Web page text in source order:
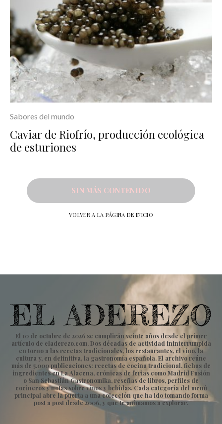
Sabores del mundo
Caviar de Riofrío, producción ecológica
de esturiones
SIN MÁS CONTENIDO
VOLVER A LA PÁGINA DE INICIO
El 10 de octubre de 2026 se cumplirán veinte años desde el primer
artículo de eladerezo.com. Dos décadas de actividad ininterrumpida
en torno a las recetas tradicionales, los restaurantes, el vino, la
cultura y, en definitiva, la gastronomía española. El archivo reúne
más de 5.000 publicaciones: recetas de cocina tradicional, fichas de
ingredientes en La Alacena, crónicas de ferias como Madrid Fusión
o San Sebastián Gastronomika, reseñas de libros, perfiles de
cocineros y notas sobre vinos y bebidas. Cada categoría del menú
principal abre la puerta a una colección que ha ido tomando forma
post a post desde 2006, y que te animamos a explorar.